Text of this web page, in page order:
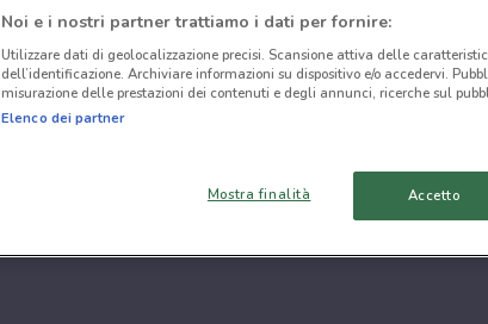
Noi e i nostri partner trattiamo i dati per fornire:
Utilizzare dati di geolocalizzazione precisi. Scansione attiva delle
dell’identificazione. Archiviare informazioni su dispositivo e/o accedervi.
misurazione delle prestazioni dei contenuti e degli annunci, ricerche sul
Elenco dei partner
Mostra finalità Accetto